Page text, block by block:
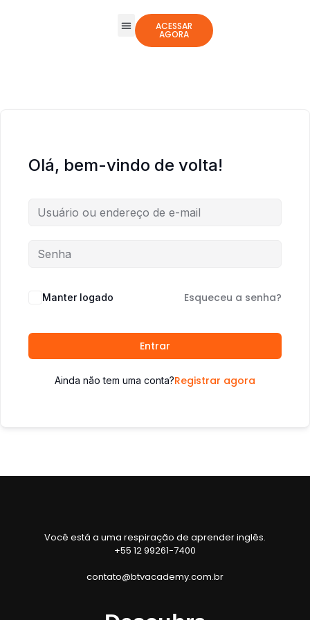
ACESSAR
AGORA
Olá, bem-vindo de volta!
Manter logado Esqueceu a senha?
Entrar
Ainda não tem uma conta?Registrar agora
Você está a uma respiração de aprender inglês.
+55 12 99261-7400
contato@btvacademy.com.br